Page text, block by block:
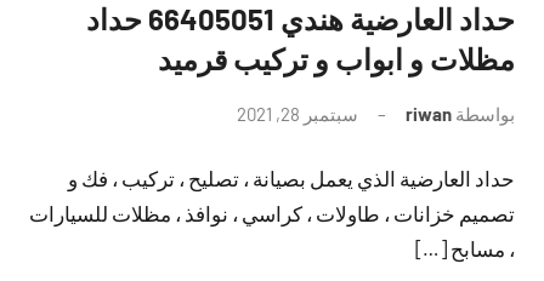
حداد العارضية هندي 66405051 حداد
مظلات و ابواب و تركيب قرميد
بواسطة riwan سبتمبر 28, 2021
تعليقات
حداد العارضية الذي يعمل بصيانة ، تصليح ، تركيب ، فك و
تصميم خزانات ، طاولات ، كراسي ، نوافذ ، مظلات للسيارات
، مسابح […]